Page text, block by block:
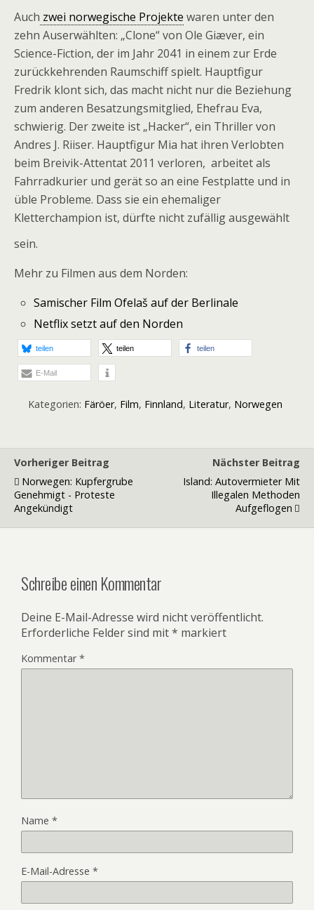
Auch zwei norwegische Projekte waren unter den
zehn Auserwählten: „Clone“ von Ole Giæver, ein
Science-Fiction, der im Jahr 2041 in einem zur Erde
zurückkehrenden Raumschiff spielt. Hauptfigur
Fredrik klont sich, das macht nicht nur die Beziehung
zum anderen Besatzungsmitglied, Ehefrau Eva,
schwierig. Der zweite ist „Hacker“, ein Thriller von
Andres J. Riiser. Hauptfigur Mia hat ihren Verlobten
beim Breivik-Attentat 2011 verloren, arbeitet als
Fahrradkurier und gerät so an eine Festplatte und in
üble Probleme. Dass sie ein ehemaliger
Kletterchampion ist, dürfte nicht zufällig ausgewählt
sein.
Mehr zu Filmen aus dem Norden:
Samischer Film Ofelaš auf der Berlinale
Netflix setzt auf den Norden
teilen teilen teilen
E-Mail
Kategorien: Färöer, Film, Finnland, Literatur, Norwegen
Vorheriger Beitrag
Norwegen: Kupfergrube
Genehmigt - Proteste
Angekündigt
Nächster Beitrag
Island: Autovermieter Mit
Illegalen Methoden
Aufgeflogen
Schreibe einen Kommentar
Deine E-Mail-Adresse wird nicht veröffentlicht.
Erforderliche Felder sind mit* markiert
Kommentar*
Name *
E-Mail-Adresse *